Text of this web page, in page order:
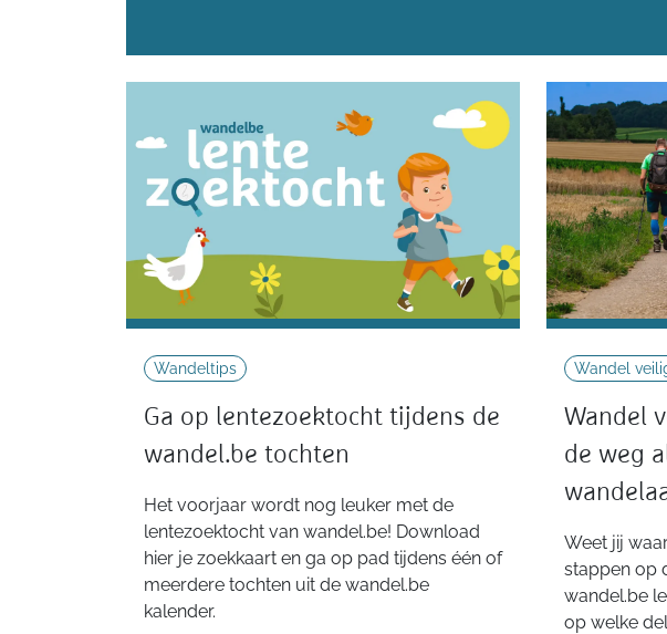
Wandeltips
Ga op lentezoektocht tijdens de
wandel.be tochten
Het voorjaar wordt nog leuker met de
lentezoektocht van wandel.be! Download
hier je zoekkaart en ga op pad tijdens één of
meerdere tochten uit de wandel.be
kalender.
Wandel
Wandel
de weg
Weet jij
stappen op
wandel.be
op welke